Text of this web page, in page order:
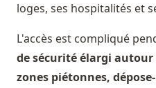
loges, ses hospitalités et
L'accès est compliqué
de sécurité élargi
zones piétonnes,